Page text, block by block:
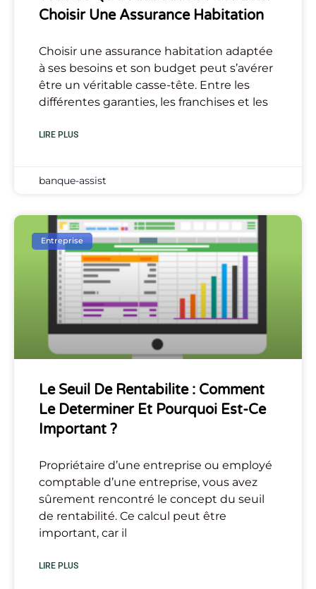
Choisir Une Assurance Habitation
Choisir une assurance habitation adaptée
à ses besoins et son budget peut s’avérer
être un véritable casse-tête. Entre les
différentes garanties, les franchises et les
LIRE PLUS
banque-assist
Entreprise
Le Seuil De Rentabilite : Comment
Le Determiner Et Pourquoi Est-Ce
Important ?
Propriétaire d’une entreprise ou employé
comptable d’une entreprise, vous avez
sûrement rencontré le concept du seuil
de rentabilité. Ce calcul peut être
important, car il
LIRE PLUS